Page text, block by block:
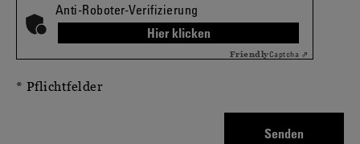
Anti-Roboter-Verifizierung
Hier klicken
FriendlyCaptcha ⇗
* Pflichtfelder
Senden